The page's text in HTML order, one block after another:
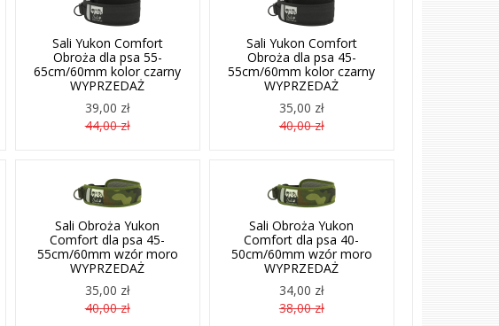
Sali Yukon Comfort
Obroża dla psa 55-
65cm/60mm kolor czarny
WYPRZEDAŻ
39,00 zł
44,00 zł
Sali Yukon Comfort
Obroża dla psa 45-
55cm/60mm kolor czarny
WYPRZEDAŻ
35,00 zł
40,00 zł
Sali Obroża Yukon
Comfort dla psa 45-
55cm/60mm wzór moro
WYPRZEDAŻ
35,00 zł
40,00 zł
Sali Obroża Yukon
Comfort dla psa 40-
50cm/60mm wzór moro
WYPRZEDAŻ
34,00 zł
38,00 zł